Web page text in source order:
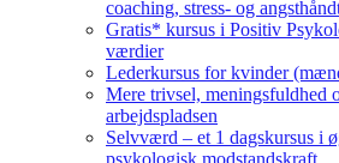
coaching, stress- og
Gratis* kursus i Positiv
værdier
Lederkursus for kvinder
Mere trivsel, meningsfuldhed
arbejdspladsen
Selvværd – et 1 dagskursus i
psykologisk modstandskraft